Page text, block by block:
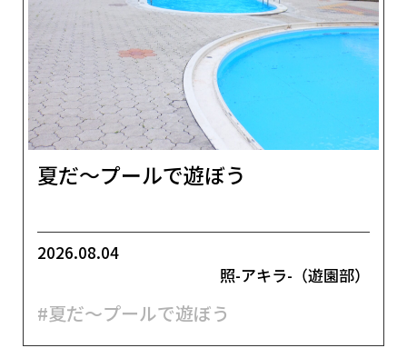
夏だ～プールで遊ぼう
2026.08.04
照-アキラ-（遊園部）
#夏だ～プールで遊ぼう